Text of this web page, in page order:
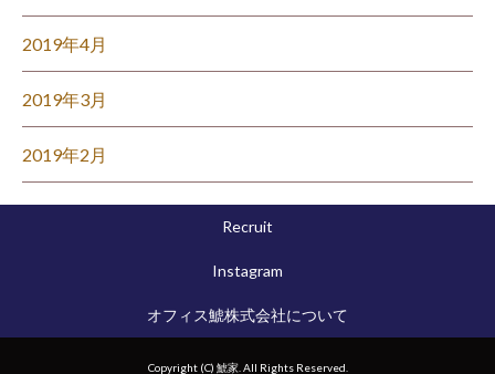
2019年4月
2019年3月
2019年2月
Recruit
Instagram
オフィス鯱株式会社について
Copyright (C) 鯱家. All Rights Reserved.